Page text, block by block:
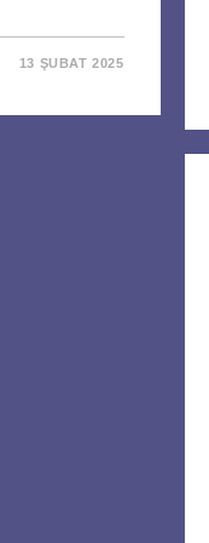
13 ŞUBAT 2025